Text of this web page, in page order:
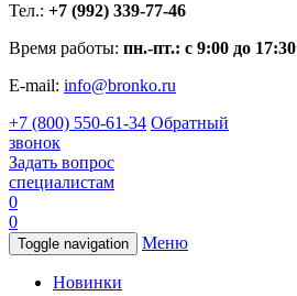
Тел.: +7 (992) 339-77-46
Время работы: пн.-пт.: с 9:00 до 17:30
E-mail: info@bronko.ru
+7 (800) 550-61-34 Обратный
звонок
Задать вопрос
специалистам
0
0
Toggle navigation Меню
Новинки